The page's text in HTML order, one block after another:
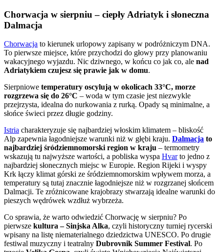
Chorwacja w sierpniu – ciepły Adriatyk i słoneczna
Dalmacja
Chorwacja to kierunek urlopowy zapisany w podróżniczym DNA.
To pierwsze miejsce, które przychodzi do głowy przy planowaniu
wakacyjnego wyjazdu. Nic dziwnego, w końcu co jak co, ale nad
Adriatykiem czujesz się prawie jak w domu.
Sierpniowe temperatury oscylują w okolicach 33°C, morze
rozgrzewa się do 26°C – woda w tym czasie jest niezwykle
przejrzysta, idealna do nurkowania z rurką. Opady są minimalne, a
słońce świeci przez długie godziny.
Istria charakteryzuje się najbardziej włoskim klimatem – bliskość
Alp zapewnia łagodniejsze warunki niż w głębi kraju. Dalmacja to
najbardziej śródziemnomorski region w kraju – termometry
wskazują tu najwyższe wartości, a pobliska wyspa Hvarto jedno z
najbardziej słonecznych miejsc w Europie. Region Rijeki i wyspy
Krk łączy klimat górski ze śródziemnomorskim wpływem morza, a
temperatury są tutaj znacznie łagodniejsze niż w rozgrzanej słońcem
Dalmacji. Te zróżnicowane krajobrazy stwarzają idealne warunki do
pieszych wędrówek wzdłuż wybrzeża.
Co sprawia, że warto odwiedzić Chorwację w sierpniu? Po
pierwsze kultura – Sinjska Alka, czyli historyczny turniej rycerski
wpisany na listę niematerialnego dziedzictwa UNESCO. Po drugie
festiwal muzyczny i teatralny Dubrovnik Summer Festival. Po